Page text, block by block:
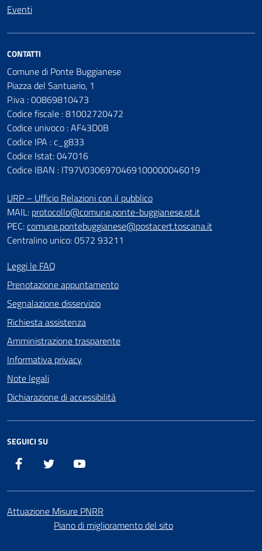
Eventi
CONTATTI
Comune di Ponte Buggianese
Piazza del Santuario, 1
P.iva : 00869810473
Codice fiscale : 81002720472
Codice univoco : AF43D0B
Codice IPA : c_g833
Codice Istat: 047016
Codice IBAN : IT97V0306970469100000046019
URP – Ufficio Relazioni con il pubblico
MAIL: protocollo@comune.ponte-buggianese.pt.it
PEC:comune.pontebuggianese@postacert.toscana.it
Centralino unico: 0572 93211
Leggi le FAQ
Prenotazione appuntamento
Segnalazione disservizio
Richiesta assistenza
Amministrazione trasparente
Informativa privacy
Note legali
Dichiarazione di accessibilità
SEGUICI SU
Facebook
Attuazione Misure PNRR
Piano di miglioramento del sito